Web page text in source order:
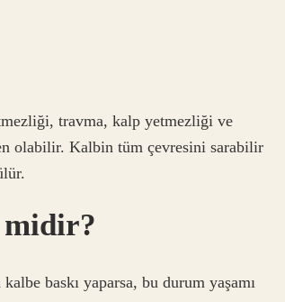
travma, kalp yetmezliği ve
olabilir. Kalbin tüm çevresini sarabilir
midir?
baskı yaparsa, bu durum yaşamı